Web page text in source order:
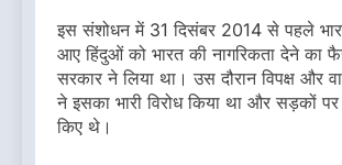
इस संशोधन में 31 दिसंबर 2014 से पहले
आए हिंदुओं को भारत की नागरिकता देने का
सरकार ने लिया था। उस दौरान विपक्ष और
ने इसका भारी विरोध किया था और सड़कों
किए थे।